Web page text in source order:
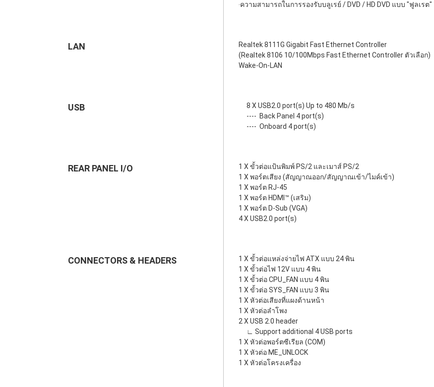
‧ความสามารถในการรองรับบลูเรย์ / DVD / HD DVD แบบ "ฟูลเรต"
LAN
Realtek 8111G Gigabit Fast Ethernet Controller
(Realtek 8106 10/100Mbps Fast Ethernet Controller ตัวเลือก)
Wake-On-LAN
USB
8 X USB2.0 port(s) Up to 480 Mb/s
---- Back Panel 4 port(s)
---- Onboard 4 port(s)
REAR PANEL I/O
1 X ขั้วต่อแป้นพิมพ์ PS/2 และเมาส์ PS/2
1 X พอร์ตเสียง (สัญญาณออก/สัญญาณเข้า/ไมค์เข้า)
1 X พอร์ต RJ-45
1 X พอร์ต HDMI™ (เสริม)
1 X พอร์ต D-Sub (VGA)
4 X USB2.0 port(s)
CONNECTORS & HEADERS
1 X ขั้วต่อแหล่งจ่ายไฟ ATX แบบ 24 พิน
1 X ขั้วต่อไฟ 12V แบบ 4 พิน
1 X ขั้วต่อ CPU_FAN แบบ 4 พิน
1 X ขั้วต่อ SYS_FAN แบบ 3 พิน
1 X หัวต่อเสียงที่แผงด้านหน้า
1 X หัวต่อลำโพง
2 X USB 2.0 header
∟ Support additional 4 USB ports
1 X หัวต่อพอร์ตซีเรียล (COM)
1 X หัวต่อ ME_UNLOCK
1 X หัวต่อโครงเครื่อง